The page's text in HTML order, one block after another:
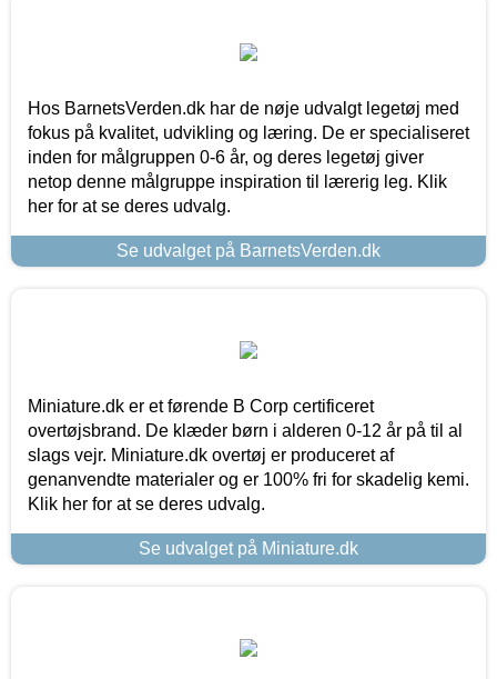
Hos BarnetsVerden.dk har de nøje udvalgt legetøj med
fokus på kvalitet, udvikling og læring. De er specialiseret
inden for målgruppen 0-6 år, og deres legetøj giver
netop denne målgruppe inspiration til lærerig leg. Klik
her for at se deres udvalg.
Se udvalget på BarnetsVerden.dk
Miniature.dk er et førende B Corp certificeret
overtøjsbrand. De klæder børn i alderen 0-12 år på til al
slags vejr. Miniature.dk overtøj er produceret af
genanvendte materialer og er 100% fri for skadelig kemi.
Klik her for at se deres udvalg.
Se udvalget på Miniature.dk